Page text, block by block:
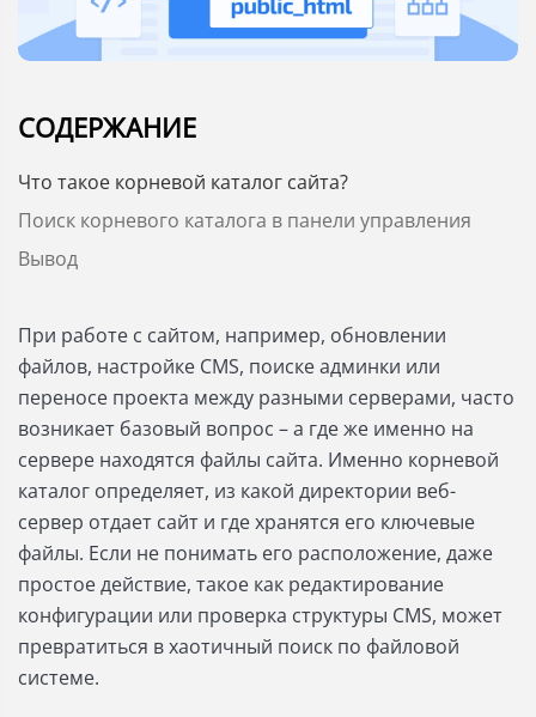
СОДЕРЖАНИЕ
Что такое корневой каталог сайта?
Поиск корневого каталога в панели управления
Вывод
При работе с сайтом, например, обновлении
файлов, настройке CMS, поиске админки или
переносе проекта между разными серверами, часто
возникает базовый вопрос – а где же именно на
сервере находятся файлы сайта. Именно корневой
каталог определяет, из какой директории веб-
сервер отдает сайт и где хранятся его ключевые
файлы. Если не понимать его расположение, даже
простое действие, такое как редактирование
конфигурации или проверка структуры CMS, может
превратиться в хаотичный поиск по файловой
системе.